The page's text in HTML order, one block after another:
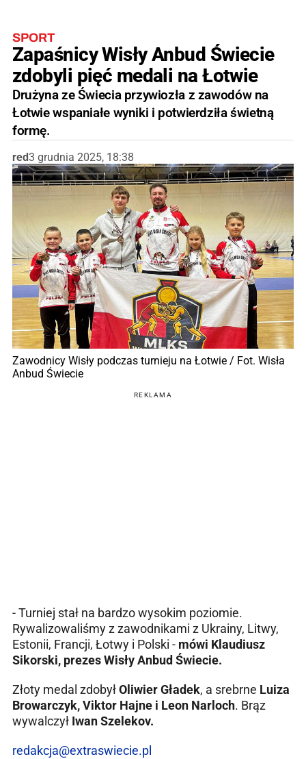
SPORT
Zapaśnicy Wisły Anbud Świecie
zdobyli pięć medali na Łotwie
Drużyna ze Świecia przywiozła z zawodów na
Łotwie wspaniałe wyniki i potwierdziła świetną
formę.
red3 grudnia 2025, 18:38
Zawodnicy Wisły podczas turnieju na Łotwie / Fot. Wisła
Anbud Świecie
REKLAMA
- Turniej stał na bardzo wysokim poziomie.
Rywalizowaliśmy z zawodnikami z Ukrainy, Litwy,
Estonii, Francji, Łotwy i Polski - mówi Klaudiusz
Sikorski, prezes Wisły Anbud Świecie.
Złoty medal zdobyłOliwier Gładek, a srebrne Luiza
Browarczyk, Viktor Hajne i Leon Narloch. Brąz
wywalczył Iwan Szelekov.
redakcja@extraswiecie.pl